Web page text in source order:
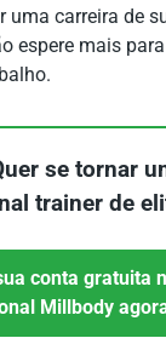
uma carreira de
espere mais
se tornar
trainer de
conta gratuita
Millbody